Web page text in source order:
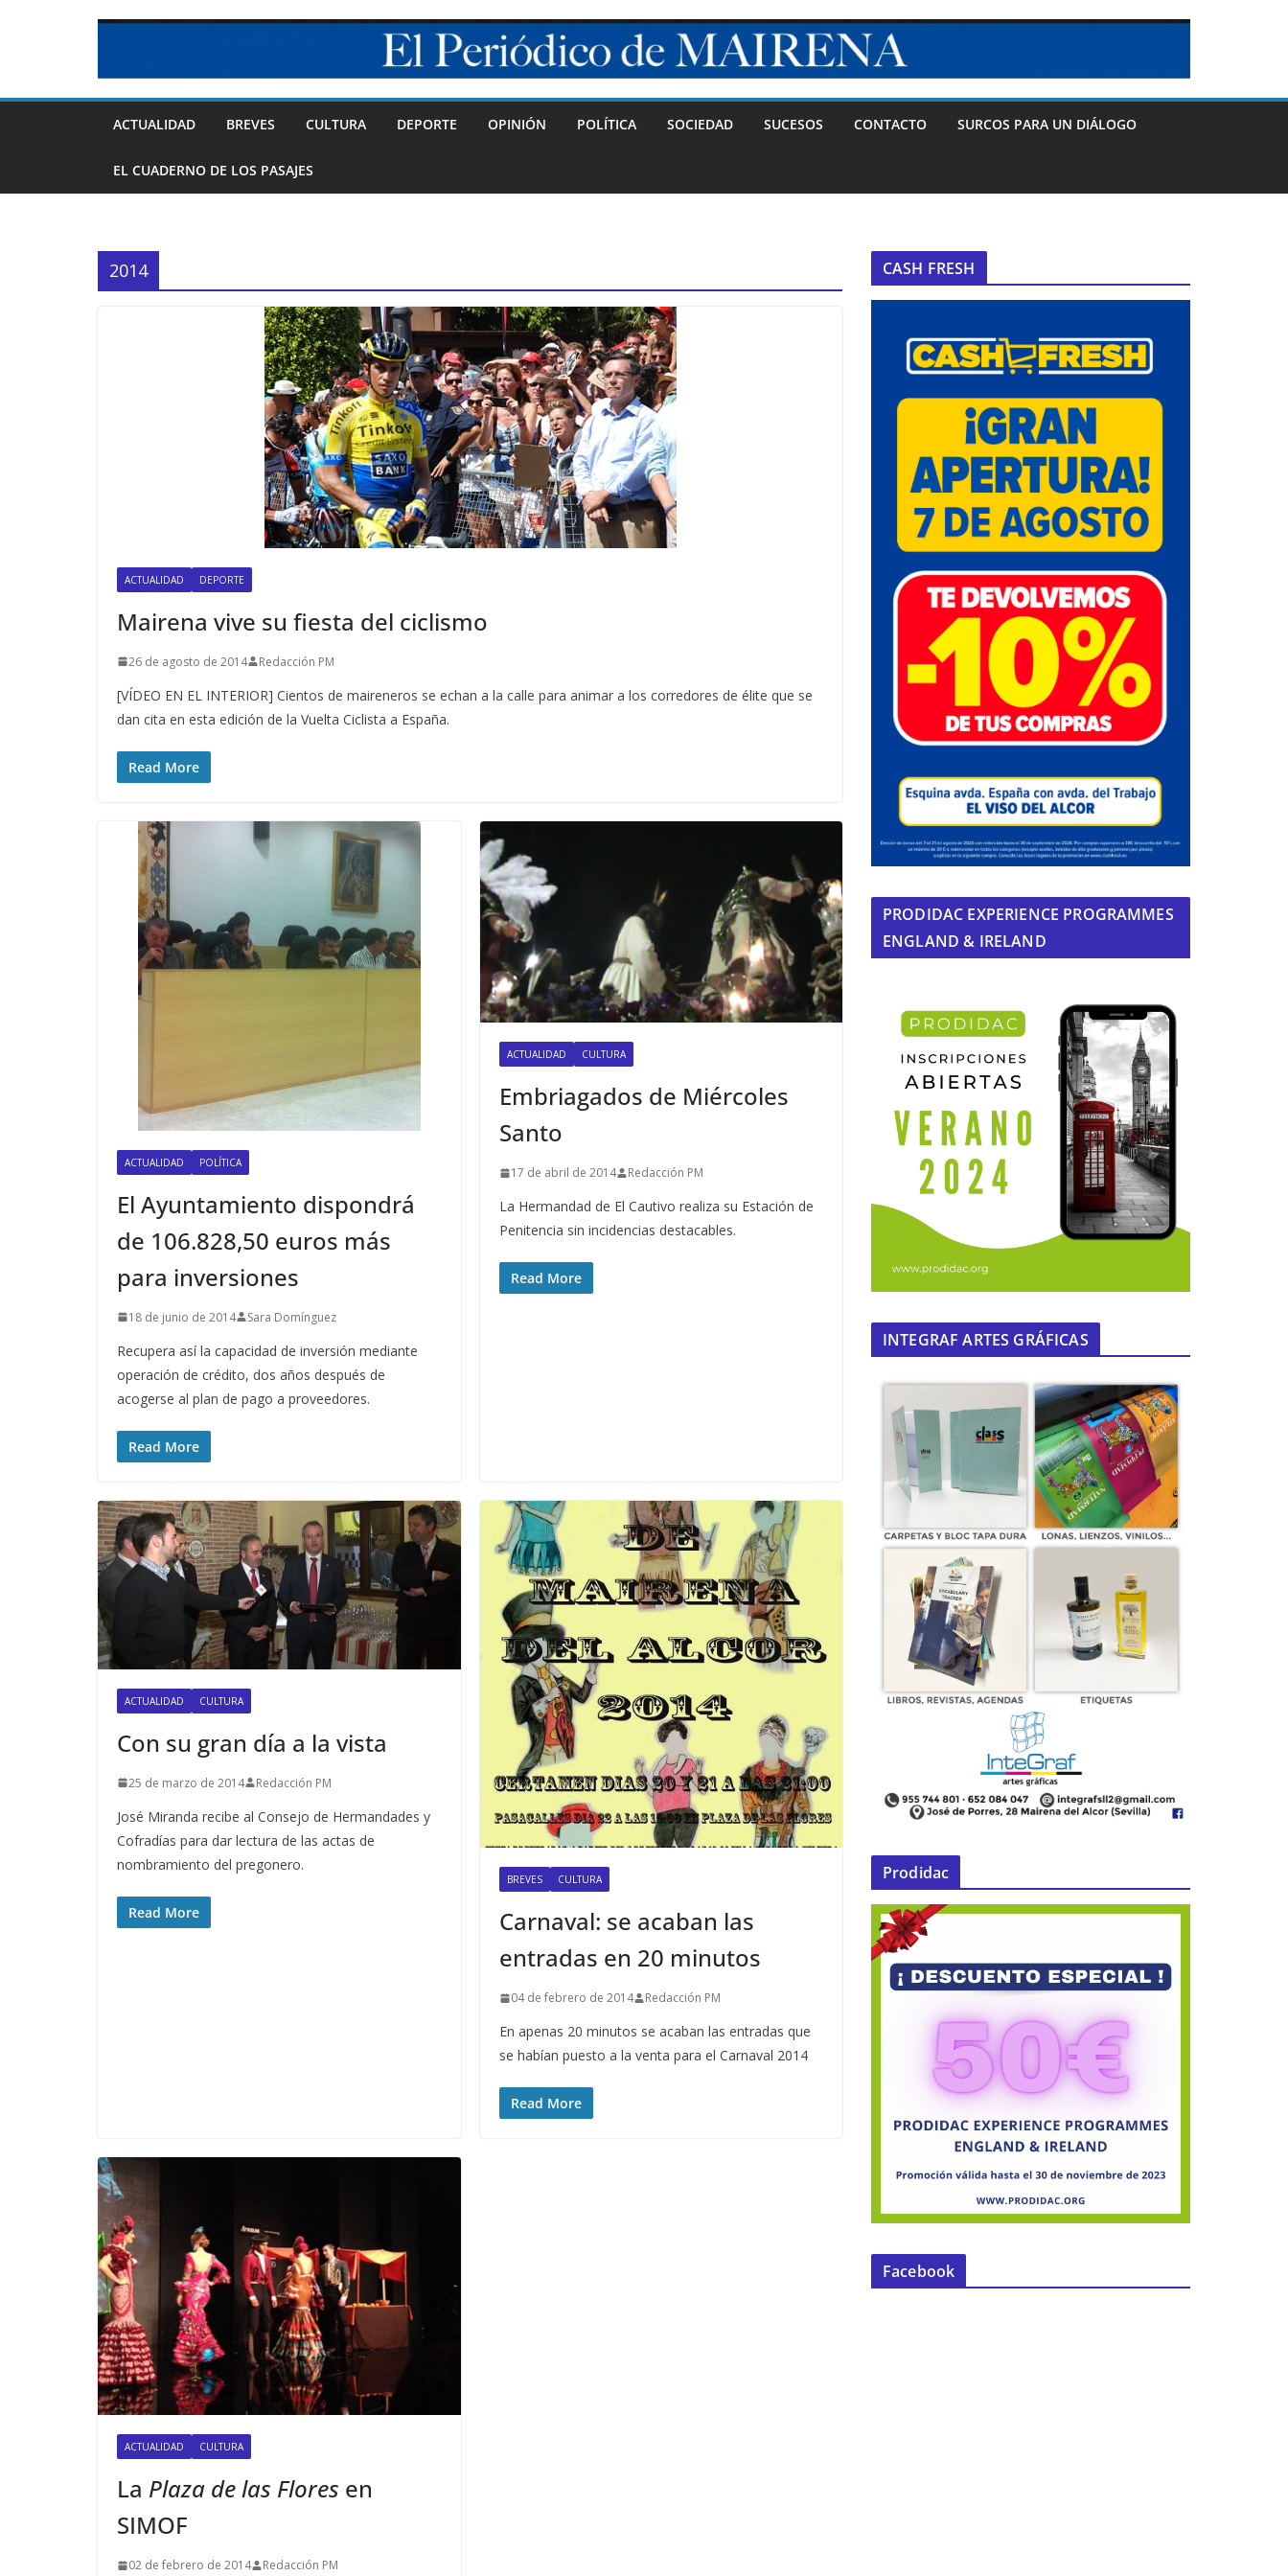
ACTUALIDAD BREVES CULTURA DEPORTE OPINIÓN POLÍTICA SOCIEDAD SUCESOS CONTACTO SURCOS PARA UN DIÁLOGO
EL CUADERNO DE LOS PASAJES
2014
ACTUALIDAD DEPORTE
Mairena vive su fiesta del ciclismo
26 de agosto de 2014 Redacción PM
[VÍDEO EN EL INTERIOR] Cientos de maireneros se echan a la calle para animar a los corredores de élite que se
dan cita en esta edición de la Vuelta Ciclista a España.
Read More
ACTUALIDAD POLÍTICA
El Ayuntamiento dispondrá
de 106.828,50 euros más
para inversiones
18 de junio de 2014 Sara Domínguez
Recupera así la capacidad de inversión mediante
operación de crédito, dos años después de
acogerse al plan de pago a proveedores.
Read More
ACTUALIDAD CULTURA
Embriagados de Miércoles
Santo
17 de abril de 2014 Redacción PM
La Hermandad de El Cautivo realiza su Estación de
Penitencia sin incidencias destacables.
Read More
ACTUALIDAD CULTURA
Con su gran día a la vista
25 de marzo de 2014 Redacción PM
José Miranda recibe al Consejo de Hermandades y
Cofradías para dar lectura de las actas de
nombramiento del pregonero.
Read More
BREVES CULTURA
Carnaval: se acaban las
entradas en 20 minutos
04 de febrero de 2014 Redacción PM
En apenas 20 minutos se acaban las entradas que
se habían puesto a la venta para el Carnaval 2014
Read More
ACTUALIDAD CULTURA
La Plaza de las Flores en
SIMOF
02 de febrero de 2014 Redacción PM
CASH FRESH
PRODIDAC EXPERIENCE PROGRAMMES
ENGLAND & IRELAND
INTEGRAF ARTES GRÁFICAS
Prodidac
Facebook